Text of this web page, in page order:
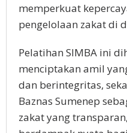
memperkuat
pengelolaan zakat di
Pelatihan SIMBA ini
menciptakan amil
dan berintegritas,
Baznas Sumenep
zakat yang